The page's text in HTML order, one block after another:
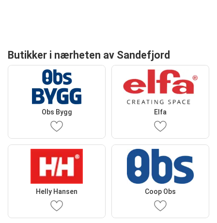
Butikker i nærheten av Sandefjord
Obs Bygg Elfa
Helly Hansen Coop Obs